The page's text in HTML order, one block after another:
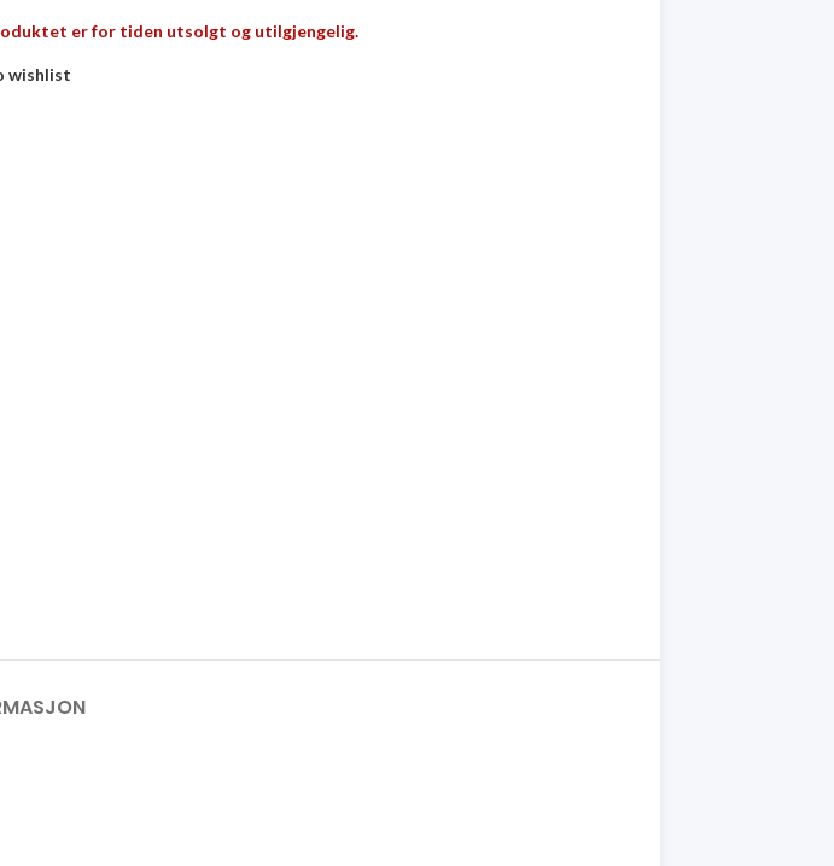
er for tiden utsolgt og utilgjengelig.
wishlist